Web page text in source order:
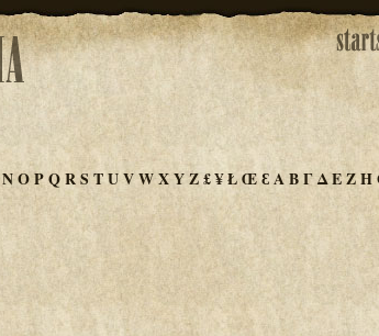
NOPQRS TUVWXYZ£¥ŁŒƐΑΒΓΔΕΖΗ